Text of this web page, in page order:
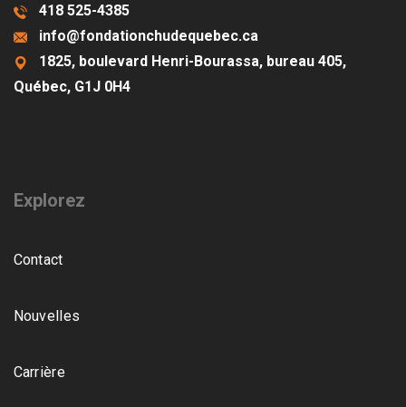
418 525-4385
info@fondationchudequebec.ca
1825, boulevard Henri-Bourassa, bureau 405,
Québec, G1J 0H4
Explorez
Contact
Nouvelles
Carrière